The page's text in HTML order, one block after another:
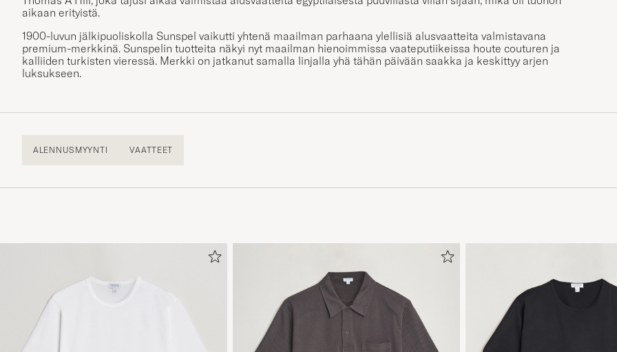
aikaan erityistä.
1900-luvun jälkipuoliskolla Sunspel vaikutti yhtenä maailman parhaana ylellisiä alusvaatteita valmistavana
premium-merkkinä. Sunspelin tuotteita näkyi nyt maailman hienoimmissa vaateputiikeissa houte couturen ja
kalliiden turkisten vieressä. Merkki on jatkanut samalla linjalla yhä tähän päivään saakka ja keskittyy arjen
luksukseen.
ALENNUSMYYNTI VAATTEET